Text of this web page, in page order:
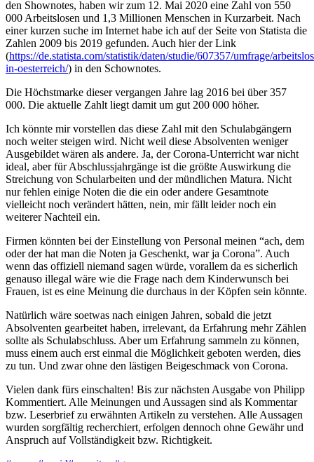
den Shownotes, haben wir zum 12. Mai 2020 eine Zahl von 550
000 Arbeitslosen und 1,3 Millionen Menschen in Kurzarbeit. Nach
einer kurzen suche im Internet habe ich auf der Seite von Statista die
Zahlen 2009 bis 2019 gefunden. Auch hier der Link
(https://de.statista.com/statistik/daten/studie/607357/umfrage/
in-oesterreich/) in den Schownotes.
Die Höchstmarke dieser vergangen Jahre lag 2016 bei über 357
000. Die aktuelle Zahlt liegt damit um gut 200 000 höher.
Ich könnte mir vorstellen das diese Zahl mit den Schulabgängern
noch weiter steigen wird. Nicht weil diese Absolventen weniger
Ausgebildet wären als andere. Ja, der Corona-Unterricht war nicht
ideal, aber für Abschlussjahrgänge ist die größte Auswirkung die
Streichung von Schularbeiten und der mündlichen Matura. Nicht
nur fehlen einige Noten die die ein oder andere Gesamtnote
vielleicht noch verändert hätten, nein, mir fällt leider noch ein
weiterer Nachteil ein.
Firmen könnten bei der Einstellung von Personal meinen “ach, dem
oder der hat man die Noten ja Geschenkt, war ja Corona”. Auch
wenn das offiziell niemand sagen würde, vorallem da es sicherlich
genauso illegal wäre wie die Frage nach dem Kinderwunsch bei
Frauen, ist es eine Meinung die durchaus in der Köpfen sein könnte.
Natürlich wäre soetwas nach einigen Jahren, sobald die jetzt
Absolventen gearbeitet haben, irrelevant, da Erfahrung mehr Zählen
sollte als Schulabschluss. Aber um Erfahrung sammeln zu können,
muss einem auch erst einmal die Möglichkeit geboten werden, dies
zu tun. Und zwar ohne den lästigen Beigeschmack von Corona.
Vielen dank fürs einschalten! Bis zur nächsten Ausgabe von Philipp
Kommentiert. Alle Meinungen und Aussagen sind als Kommentar
bzw. Leserbrief zu erwähnten Artikeln zu verstehen. Alle Aussagen
wurden sorgfältig recherchiert, erfolgen dennoch ohne Gewähr und
Anspruch auf Vollständigkeit bzw. Richtigkeit.